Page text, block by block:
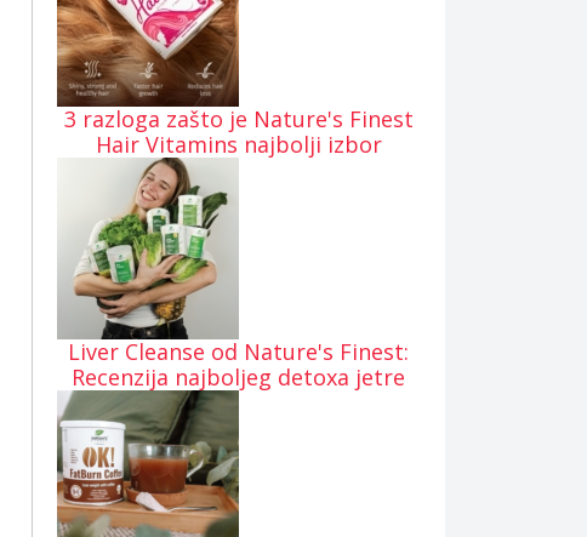
3 razloga zašto je Nature's Finest
Hair Vitamins najbolji izbor
Liver Cleanse od Nature's Finest:
Recenzija najboljeg detoxa jetre